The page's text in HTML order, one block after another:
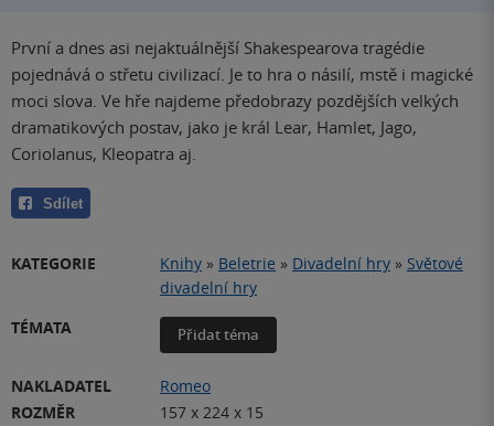
První a dnes asi nejaktuálnější Shakespearova tragédie
pojednává o střetu civilizací. Je to hra o násilí, mstě i magické
moci slova. Ve hře najdeme předobrazy pozdějších velkých
dramatikových postav, jako je král Lear, Hamlet, Jago,
Coriolanus, Kleopatra aj.
Sdílet
KATEGORIE Knihy » Beletrie » Divadelní hry » Světové
divadelní hry
TÉMATA
Přidat téma
NAKLADATEL
Romeo
ROZMĚR
157 x 224 x 15